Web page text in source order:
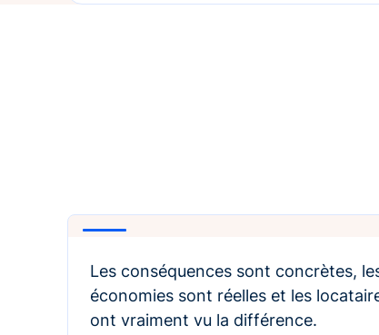
Les conséquences sont concrètes,
économies sont réelles et les
ont vraiment vu la différence.